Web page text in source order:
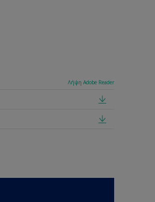
Λήψη Adobe Reader